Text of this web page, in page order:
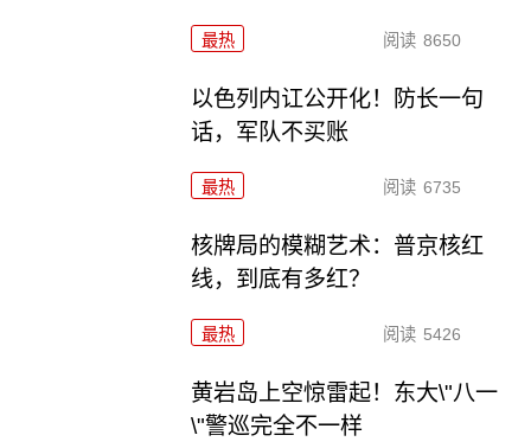
最热 阅读 8650
以色列内讧公开化！防长一句
话，军队不买账
最热 阅读 6735
核牌局的模糊艺术：普京核红
线，到底有多红？
最热 阅读 5426
黄岩岛上空惊雷起！东大\"八一
\"警巡完全不一样